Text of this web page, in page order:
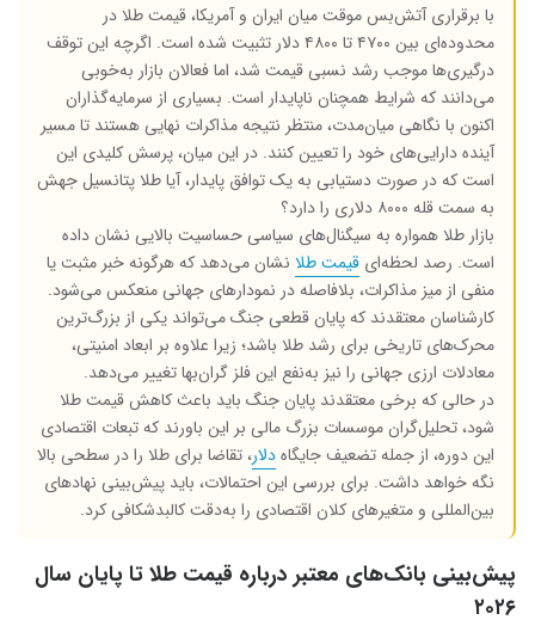
با برقراری آتش‌بس موقت میان ایران و آمریکا، قیمت طلا در
محدوده‌ای بین ۴۷۰۰ تا ۴۸۰۰ دلار تثبیت شده است. اگرچه این توقف
درگیری‌ها موجب رشد نسبی قیمت شد، اما فعالان بازار به‌خوبی
می‌دانند که شرایط همچنان ناپایدار است. بسیاری از سرمایه‌گذاران
اکنون با نگاهی میان‌مدت، منتظر نتیجه مذاکرات نهایی هستند تا مسیر
آینده دارایی‌های خود را تعیین کنند. در این میان، پرسش کلیدی این
است که در صورت دستیابی به یک توافق پایدار، آیا طلا پتانسیل جهش
به سمت قله ۸۰۰۰ دلاری را دارد؟
بازار طلا همواره به سیگنال‌های سیاسی حساسیت بالایی نشان داده
است. رصد لحظه‌ای قیمت طلا نشان می‌دهد که هرگونه خبر مثبت یا
منفی از میز مذاکرات، بلافاصله در نمودارهای جهانی منعکس می‌شود.
کارشناسان معتقدند که پایان قطعی جنگ می‌تواند یکی از بزرگ‌ترین
محرک‌های تاریخی برای رشد طلا باشد؛ زیرا علاوه بر ابعاد امنیتی،
معادلات ارزی جهانی را نیز به‌نفع این فلز گران‌بها تغییر می‌دهد.
در حالی که برخی معتقدند پایان جنگ باید باعث کاهش قیمت طلا
شود، تحلیل‌گران موسسات بزرگ مالی بر این باورند که تبعات اقتصادی
این دوره، از جمله تضعیف جایگاهدلار، تقاضا برای طلا را در سطحی بالا
نگه خواهد داشت. برای بررسی این احتمالات، باید پیش‌بینی نهادهای
بین‌المللی و متغیرهای کلان اقتصادی را به‌دقت کالبدشکافی کرد.
پیش‌بینی بانک‌های معتبر درباره قیمت طلا تا پایان سال
۲۰۲۶